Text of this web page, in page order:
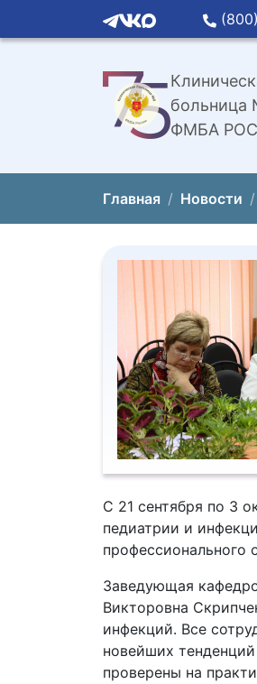
больница
ФМБА
Главная Новости
С 21 сентября по 3
педиатрии и
профессионального
Заведующая
Викторовна
инфекций. Все
новейших
проверены на